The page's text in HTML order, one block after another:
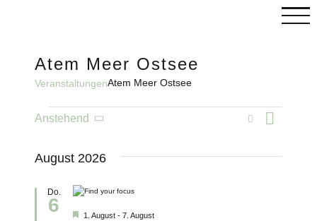
Atem Meer Ostsee
VeranstaltungenAtem Meer Ostsee
Veranstaltungen
Such-
Suche
Liste
Anstehend
August 2026
Do.
6 Hervorgehoben
1. August -7. August